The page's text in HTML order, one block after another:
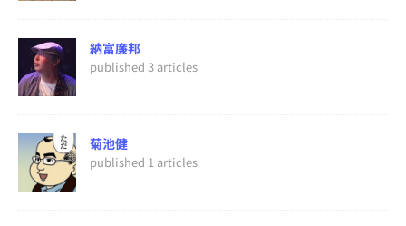
納富廉邦
published 3 articles
菊池健
published 1 articles